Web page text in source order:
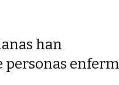
han
personas